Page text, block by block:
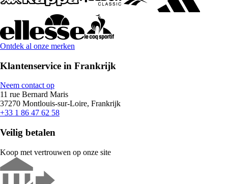
Ontdek al onze merken
Klantenservice in Frankrijk
Neem contact op
11 rue Bernard Maris
37270 Montlouis-sur-Loire, Frankrijk
+33 1 86 47 62 58
Veilig betalen
Koop met vertrouwen op onze site